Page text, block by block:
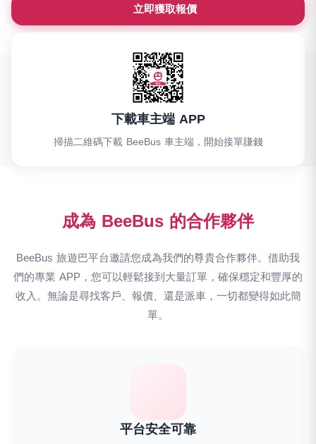
立即獲取報價
下載車主端 APP
掃描二維碼下載 BeeBus 車主端，開始接單賺錢
成為 BeeBus 的合作夥伴
BeeBus 旅遊巴平台邀請您成為我們的尊貴合作夥伴。借助我
們的專業 APP，您可以輕鬆接到大量訂單，確保穩定和豐厚的
收入。無論是尋找客戶、報價、還是派車，一切都變得如此簡
單。
平台安全可靠